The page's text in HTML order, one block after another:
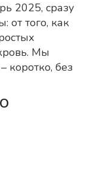
2025, сразу
от того, как
Мы
коротко, без